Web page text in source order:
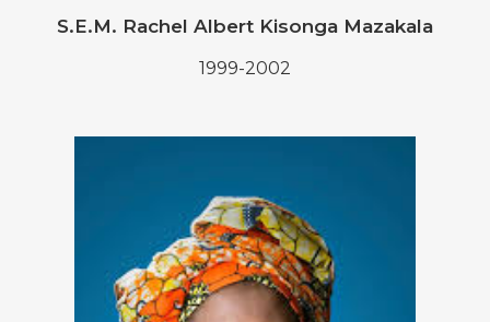
S.E.M. Rachel Albert Kisonga Mazakala
1999-2002